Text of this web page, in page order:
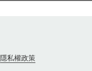
隱私權政策